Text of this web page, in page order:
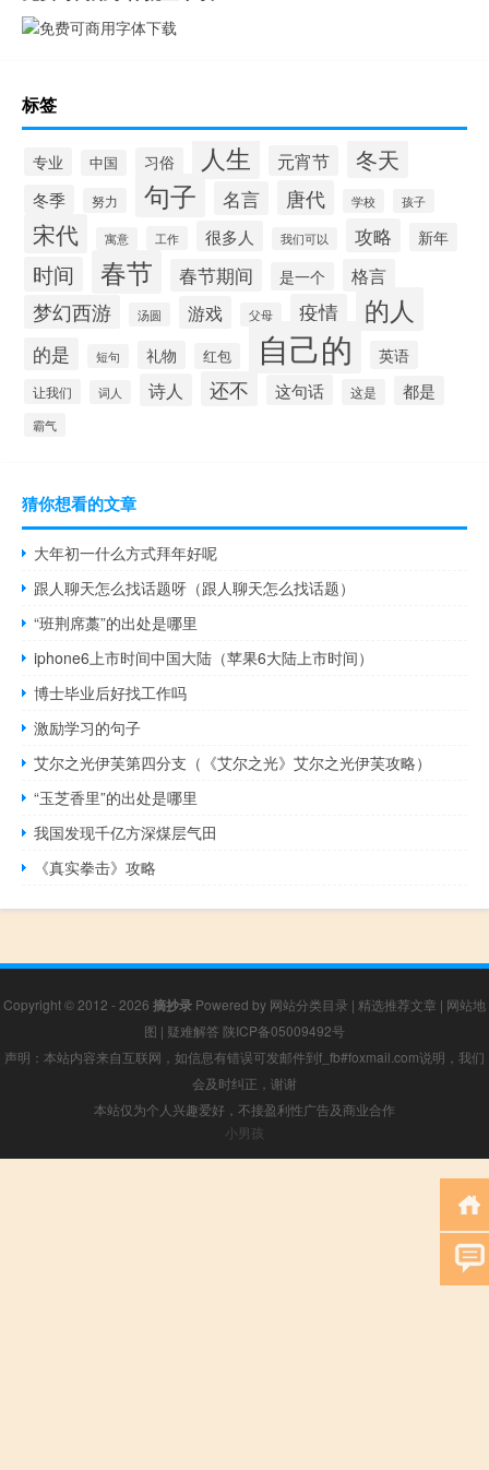
标签
专业 中国 习俗 人生 元宵节 冬天
冬季 努力 句子 名言 唐代 学校 孩子
宋代 寓意 工作 很多人 我们可以 攻略 新年
时间 春节 春节期间 是一个 格言
梦幻西游 汤圆 游戏 父母 疫情 的人
的是 短句 礼物 红包 自己的 英语
让我们 词人 诗人 还不 这句话 这是 都是
霸气
猜你想看的文章
大年初一什么方式拜年好呢
跟人聊天怎么找话题呀（跟人聊天怎么找话题）
“班荆席藁”的出处是哪里
iphone6上市时间中国大陆（苹果6大陆上市时间）
博士毕业后好找工作吗
激励学习的句子
艾尔之光伊芙第四分支（《艾尔之光》艾尔之光伊芙攻略）
“玉芝香里”的出处是哪里
我国发现千亿方深煤层气田
《真实拳击》攻略
Copyright © 2012 - 2026 摘抄录 Powered by 网站分类目录 | 精选推荐文章 | 网站地
图 | 疑难解答 陕ICP备05009492号
声明：本站内容来自互联网，如信息有错误可发邮件到f_fb#foxmail.com说明，我们
会及时纠正，谢谢
本站仅为个人兴趣爱好，不接盈利性广告及商业合作
小男孩